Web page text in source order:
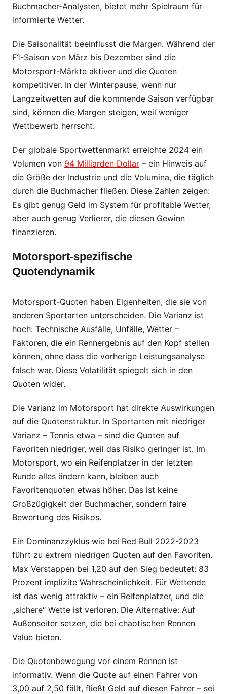
Buchmacher-Analysten, bietet mehr Spielraum für
informierte Wetter.
Die Saisonalität beeinflusst die Margen. Während der
F1-Saison von März bis Dezember sind die
Motorsport-Märkte aktiver und die Quoten
kompetitiver. In der Winterpause, wenn nur
Langzeitwetten auf die kommende Saison verfügbar
sind, können die Margen steigen, weil weniger
Wettbewerb herrscht.
Der globale Sportwettenmarkt erreichte 2024 ein
Volumen von 94 Milliarden Dollar – ein Hinweis auf
die Größe der Industrie und die Volumina, die täglich
durch die Buchmacher fließen. Diese Zahlen zeigen:
Es gibt genug Geld im System für profitable Wetter,
aber auch genug Verlierer, die diesen Gewinn
finanzieren.
Motorsport-spezifische
Quotendynamik
Motorsport-Quoten haben Eigenheiten, die sie von
anderen Sportarten unterscheiden. Die Varianz ist
hoch: Technische Ausfälle, Unfälle, Wetter –
Faktoren, die ein Rennergebnis auf den Kopf stellen
können, ohne dass die vorherige Leistungsanalyse
falsch war. Diese Volatilität spiegelt sich in den
Quoten wider.
Die Varianz im Motorsport hat direkte Auswirkungen
auf die Quotenstruktur. In Sportarten mit niedriger
Varianz – Tennis etwa – sind die Quoten auf
Favoriten niedriger, weil das Risiko geringer ist. Im
Motorsport, wo ein Reifenplatzer in der letzten
Runde alles ändern kann, bleiben auch
Favoritenquoten etwas höher. Das ist keine
Großzügigkeit der Buchmacher, sondern faire
Bewertung des Risikos.
Ein Dominanzzyklus wie bei Red Bull 2022-2023
führt zu extrem niedrigen Quoten auf den Favoriten.
Max Verstappen bei 1,20 auf den Sieg bedeutet: 83
Prozent implizite Wahrscheinlichkeit. Für Wettende
ist das wenig attraktiv – ein Reifenplatzer, und die
„sichere“ Wette ist verloren. Die Alternative: Auf
Außenseiter setzen, die bei chaotischen Rennen
Value bieten.
Die Quotenbewegung vor einem Rennen ist
informativ. Wenn die Quote auf einen Fahrer von
3,00 auf 2,50 fällt, fließt Geld auf diesen Fahrer – sei